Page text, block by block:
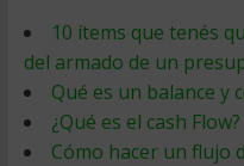
10 ítems que tenés
del armado de un
Qué es un balance y
¿Qué es el cash Flow?
Cómo hacer un flujo